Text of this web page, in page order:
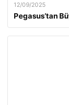
12/09/2025
Pegasus’tan